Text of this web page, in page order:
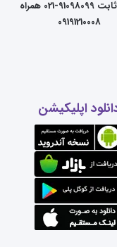
تلفن ثابت 91098099-021 همراه
09191210008
اپلیکیشن